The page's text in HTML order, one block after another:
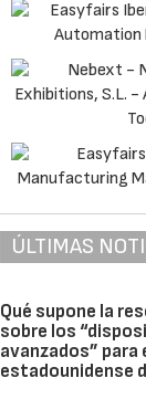
ÚLTIMAS
Qué supone la
sobre los
avanzados” para
estadounidense